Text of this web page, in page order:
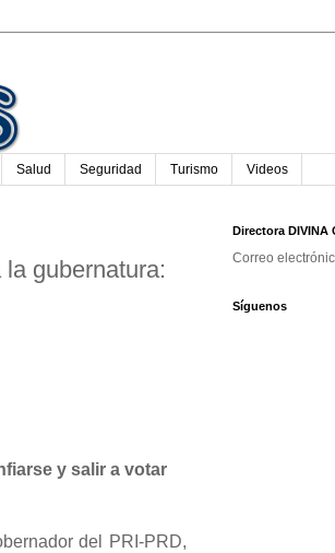
Salud Seguridad Turismo Videos
gubernatura:
y salir a votar
del PRI-PRD,
Directora DIVINA
Correo
Síguenos